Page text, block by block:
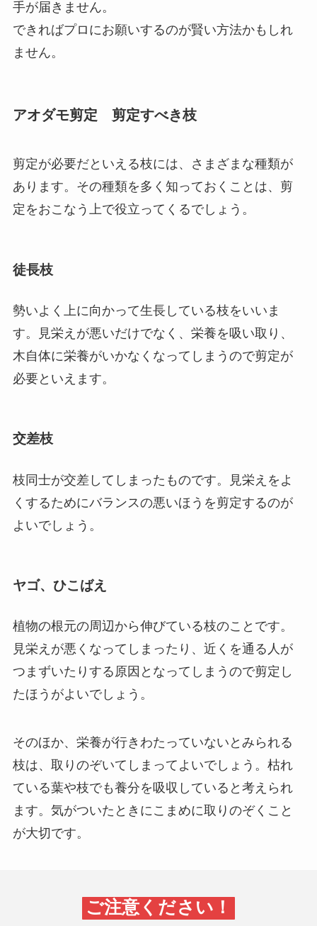
手が届きません。
できればプロにお願いするのが賢い方法かもしれ
ません。
アオダモ剪定 剪定すべき枝
剪定が必要だといえる枝には、さまざまな種類が
あります。その種類を多く知っておくことは、剪
定をおこなう上で役立ってくるでしょう。
徒長枝
勢いよく上に向かって生長している枝をいいま
す。見栄えが悪いだけでなく、栄養を吸い取り、
木自体に栄養がいかなくなってしまうので剪定が
必要といえます。
交差枝
枝同士が交差してしまったものです。見栄えをよ
くするためにバランスの悪いほうを剪定するのが
よいでしょう。
ヤゴ、ひこばえ
植物の根元の周辺から伸びている枝のことです。
見栄えが悪くなってしまったり、近くを通る人が
つまずいたりする原因となってしまうので剪定し
たほうがよいでしょう。
そのほか、栄養が行きわたっていないとみられる
枝は、取りのぞいてしまってよいでしょう。枯れ
ている葉や枝でも養分を吸収していると考えられ
ます。気がついたときにこまめに取りのぞくこと
が大切です。
ご注意ください！